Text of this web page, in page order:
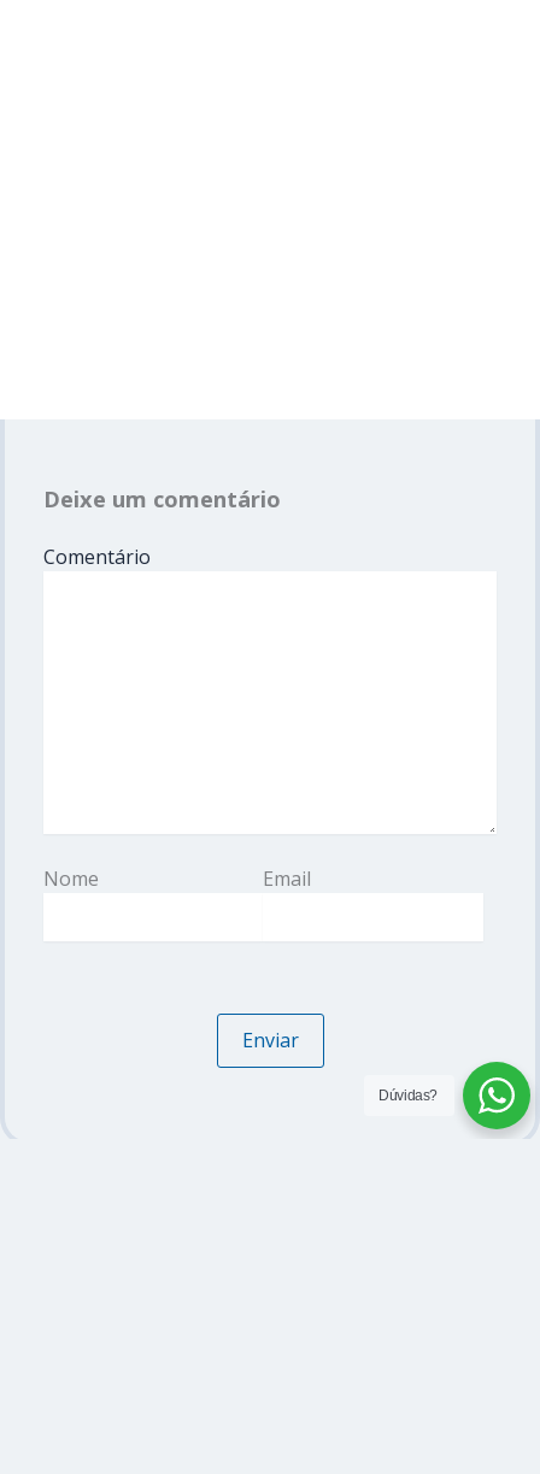
Deixe um comentário
Comentário
Dúvidas?